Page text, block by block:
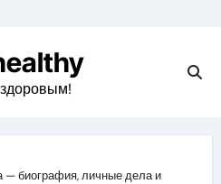
— биография, личные дела и